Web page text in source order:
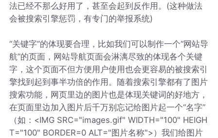
法已经不那么好用了，甚至会起到反作用。(这种做法
会被搜索引擎惩罚，有专门的举报系统)
“关键字”的体现要合理，比如我们可以制作一个“网站导
航”的页面，网站导航页面会淋漓尽致的体现各个关键
字，这个页面不但方便用户使用也会更容易的被搜索引
擎找到起到事半功倍的作用。随着搜索引擎都有了图片
搜索功能，网页里边的图片也是体现关键词的好地方，
在页面里边加入图片后千万别忘记给图片起一个“名字”
（如：<IMG SRC="images.gif" WIDTH="100" HEIGH
T="100" BORDER=0 ALT="图片名称">）我们给图片